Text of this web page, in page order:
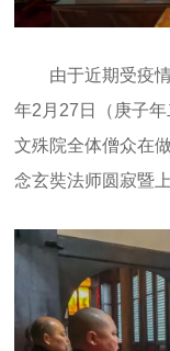
由于近期受疫
年2月27日（庚子
文殊院全体僧众在
念玄奘法师圆寂暨